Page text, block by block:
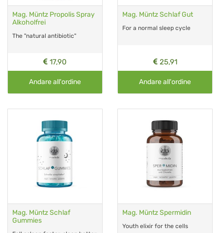
Mag. Müntz Propolis Spray
Alkoholfrei
The "natural antibiotic"
17,90
Andare all'ordine
Mag. Müntz Schlaf Gut
For a normal sleep cycle
25,91
Andare all'ordine
Mag. Müntz Schlaf
Gummies
Mag. Müntz Spermidin
Youth elixir for the cells